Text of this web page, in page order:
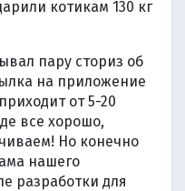
котикам 130 кг
пару сториз об
на приложение
от 5-20
все хорошо,
Но конечно
нашего
разработки для